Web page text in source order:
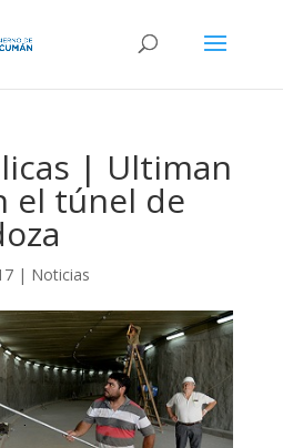
| Ultiman
el túnel de
| Noticias